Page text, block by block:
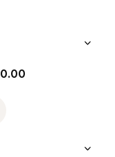
0.00